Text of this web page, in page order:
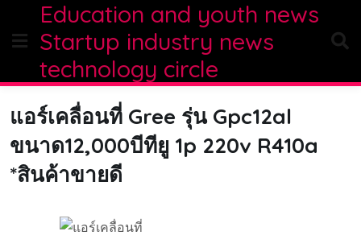
content
Education and youth news
Startup industry news
technology circle
แอร์เคลื่อนที่ Gree รุ่น Gpc12al
ขนาด12,000บีทียู 1p 220v R410a
*สินค้าขายดี